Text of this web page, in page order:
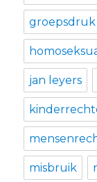
groepsdruk
jan leyers
misbruik